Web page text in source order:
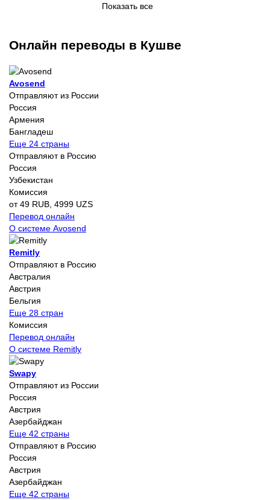
Показать все
Онлайн переводы в Кушве
Avosend
Отправляют из России
Россия
Армения
Бангладеш
Еще 24 страны
Отправляют в Россию
Россия
Узбекистан
Комиссия
от 49 RUB, 4999 UZS
Перевод онлайн
О системе Avosend
Remitly
Отправляют в Россию
Австралия
Австрия
Бельгия
Еще 28 стран
Комиссия
Перевод онлайн
О системе Remitly
Swapy
Отправляют из России
Россия
Австрия
Азербайджан
Еще 42 страны
Отправляют в Россию
Россия
Австрия
Азербайджан
Еще 42 страны